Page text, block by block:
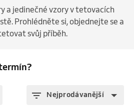
a jedinečné vzory v tetovacích
Prohlédněte si, objednejte se a
svůj příběh.
Nejprodávanější